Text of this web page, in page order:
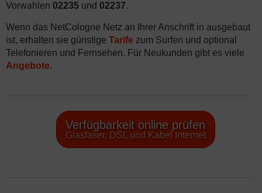
Vorwahlen 02235 und 02237.
Wenn das NetCologne Netz an Ihrer Anschrift in ausgebaut
ist, erhalten sie günstige Tarife zum Surfen und optional
Telefonieren und Fernsehen. Für Neukunden gibt es viele
Angebote.
Verfügbarkeit online prüfen
Glasfaser, DSL und Kabel Internet